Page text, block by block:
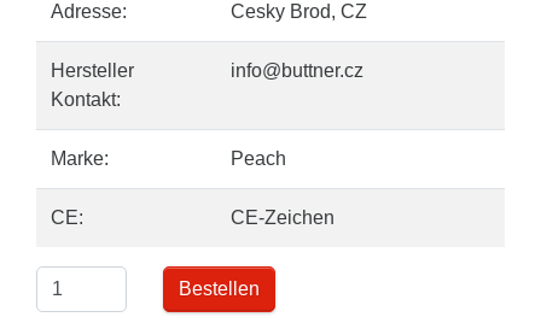
Adresse:
Cesky Brod, CZ
Hersteller
Kontakt:
info@buttner.cz
Marke: Peach
CE: CE-Zeichen
Bestellen